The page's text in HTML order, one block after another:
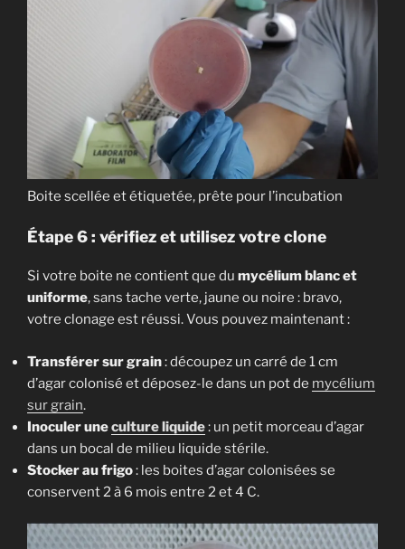
Boite scellée et étiquetée, prête pour l’incubation
Étape 6 : vérifiez et utilisez votre clone
Si votre boite ne contient que du mycélium blanc et
uniforme, sans tache verte, jaune ou noire : bravo,
votre clonage est réussi. Vous pouvez maintenant :
Transférer sur grain: découpez un carré de 1 cm
d’agar colonisé et déposez-le dans un pot de mycélium
sur grain.
Inoculer uneculture liquide: un petit morceau d’agar
dans un bocal de milieu liquide stérile.
Stocker au frigo: les boites d’agar colonisées se
conservent 2 à 6 mois entre 2 et 4 C.